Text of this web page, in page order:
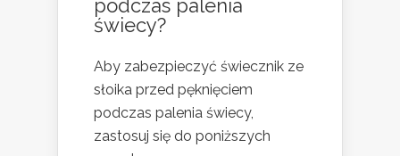
podczas palenia
świecy?
Aby zabezpieczyć świecznik ze
słoika przed pęknięciem
podczas palenia świecy,
zastosuj się do poniższych